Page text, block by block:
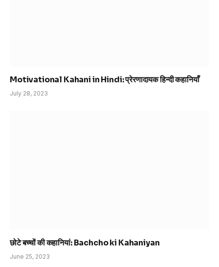
Motivational Kahani in Hindi: प्रेरणादायक हिन्दी कहानियाँ
July 28, 2023
छोटे बच्चों की कहानियां: Bachcho ki Kahaniyan
June 25, 2023